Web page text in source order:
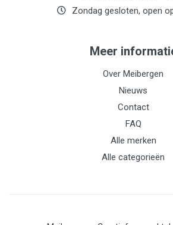
Zondag gesloten, open
Meer
Over Meibergen
Nieuws
Contact
FAQ
Alle merken
Alle categorieën